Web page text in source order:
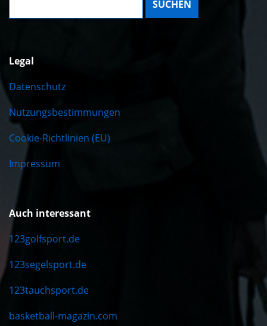
Legal
Datenschutz
Nutzungsbestimmungen
Cookie-Richtlinien (EU)
Impressum
Auch interessant
123golfsport.de
123segelsport.de
123tauchsport.de
basketball-magazin.com